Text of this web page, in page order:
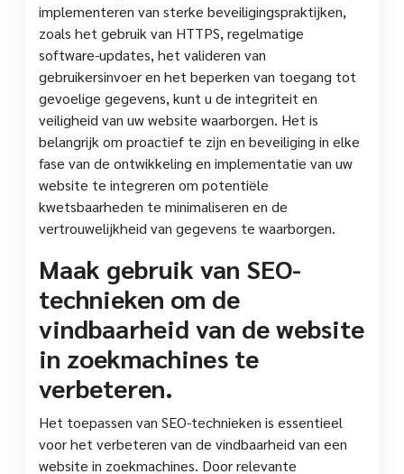
implementeren van sterke beveiligingspraktijken,
zoals het gebruik van HTTPS, regelmatige
software-updates, het valideren van
gebruikersinvoer en het beperken van toegang tot
gevoelige gegevens, kunt u de integriteit en
veiligheid van uw website waarborgen. Het is
belangrijk om proactief te zijn en beveiliging in elke
fase van de ontwikkeling en implementatie van uw
website te integreren om potentiële
kwetsbaarheden te minimaliseren en de
vertrouwelijkheid van gegevens te waarborgen.
Maak gebruik van SEO-
technieken om de
vindbaarheid van de website
in zoekmachines te
verbeteren.
Het toepassen van SEO-technieken is essentieel
voor het verbeteren van de vindbaarheid van een
website in zoekmachines. Door relevante